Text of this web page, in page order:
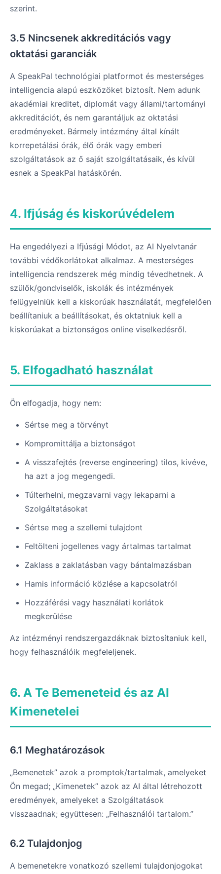
szerint.
3.5 Nincsenek akkreditációs vagy
oktatási garanciák
A SpeakPal technológiai platformot és mesterséges
intelligencia alapú eszközöket biztosít. Nem adunk
akadémiai kreditet, diplomát vagy állami/tartományi
akkreditációt, és nem garantáljuk az oktatási
eredményeket. Bármely intézmény által kínált
korrepetálási órák, élő órák vagy emberi
szolgáltatások az ő saját szolgáltatásaik, és kívül
esnek a SpeakPal hatáskörén.
4. Ifjúság és kiskorúvédelem
Ha engedélyezi a Ifjúsági Módot, az AI Nyelvtanár
további védőkorlátokat alkalmaz. A mesterséges
intelligencia rendszerek még mindig tévedhetnek. A
szülők/gondviselők, iskolák és intézmények
felügyelniük kell a kiskorúak használatát, megfelelően
beállítaniuk a beállításokat, és oktatniuk kell a
kiskorúakat a biztonságos online viselkedésről.
5. Elfogadható használat
Ön elfogadja, hogy nem:
Sértse meg a törvényt
Kompromittálja a biztonságot
A visszafejtés (reverse engineering) tilos, kivéve,
ha azt a jog megengedi.
Túlterhelni, megzavarni vagy lekaparni a
Szolgáltatásokat
Sértse meg a szellemi tulajdont
Feltölteni jogellenes vagy ártalmas tartalmat
Zaklass a zaklatásban vagy bántalmazásban
Hamis információ közlése a kapcsolatról
Hozzáférési vagy használati korlátok
megkerülése
Az intézményi rendszergazdáknak biztosítaniuk kell,
hogy felhasználóik megfeleljenek.
6. A Te Bemeneteid és az AI
Kimenetelei
6.1 Meghatározások
„Bemenetek” azok a promptok/tartalmak, amelyeket
Ön megad; „Kimenetek” azok az AI által létrehozott
eredmények, amelyeket a Szolgáltatások
visszaadnak; együttesen: „Felhasználói tartalom.”
6.2 Tulajdonjog
A bemenetekre vonatkozó szellemi tulajdonjogokat